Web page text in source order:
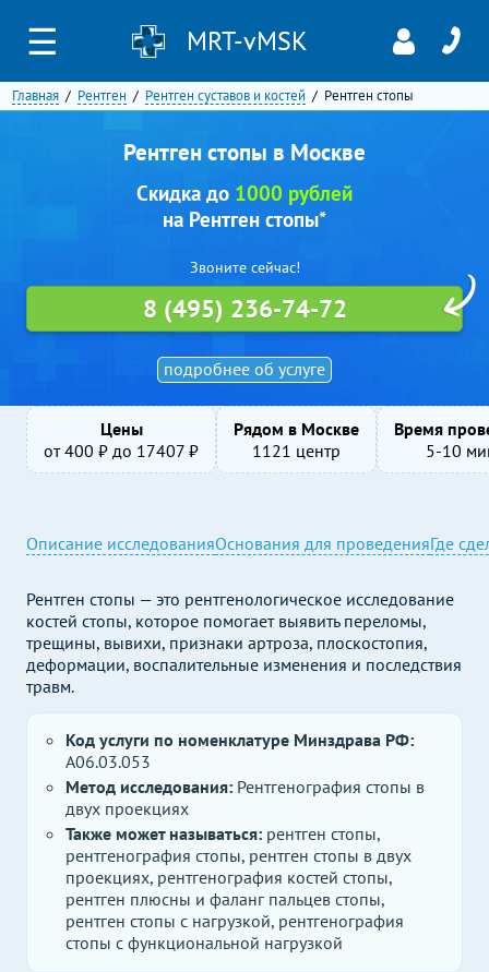
☰ MRT-vMSK
Главная Рентген Рентген суставов и костей Рентген стопы
Рентген стопы в Москве
подробнее об услуге
Скидка до 1000 рублей
на Рентген стопы*
Звоните сейчас!
8 (495) 236-74-72
Цены
от400 ₽ до 17407 ₽
Рядом в Москве
1121 центр
Время
5-10
Описание исследованияОснования для проведенияГде
Рентген стопы — это рентгенологическое исследование
костей стопы, которое помогает выявить переломы,
трещины, вывихи, признаки артроза, плоскостопия,
деформации, воспалительные изменения и последствия
травм.
Код услуги по номенклатуре Минздрава РФ:
A06.03.053
Метод исследования: Рентгенография стопы в
двух проекциях
Также может называться: рентген стопы,
рентгенография стопы, рентген стопы в двух
проекциях, рентгенография костей стопы,
рентген плюсны и фаланг пальцев стопы,
рентген стопы с нагрузкой, рентгенография
стопы с функциональной нагрузкой